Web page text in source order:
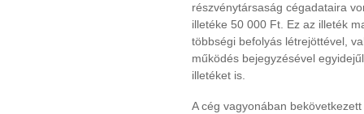
részvénytársaság cégadataira
illetéke 50 000 Ft. Ez az illeték
többségi befolyás létrejöttével,
működés bejegyzésével
illetéket is.
A cég vagyonában